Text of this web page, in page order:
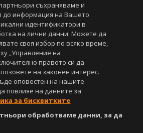
Спортал. Всички права запазени.
наSportal Media Group
Общи условия
съхраняваме и
до информация на Вашето
идентификатори в
на лични данни. Можете да
своя избор по всяко време,
„Управление на
правото си да
на законен интерес.
оповестен на нашите
повлияе на данните за
за бисквитките
обработваме данни, за да